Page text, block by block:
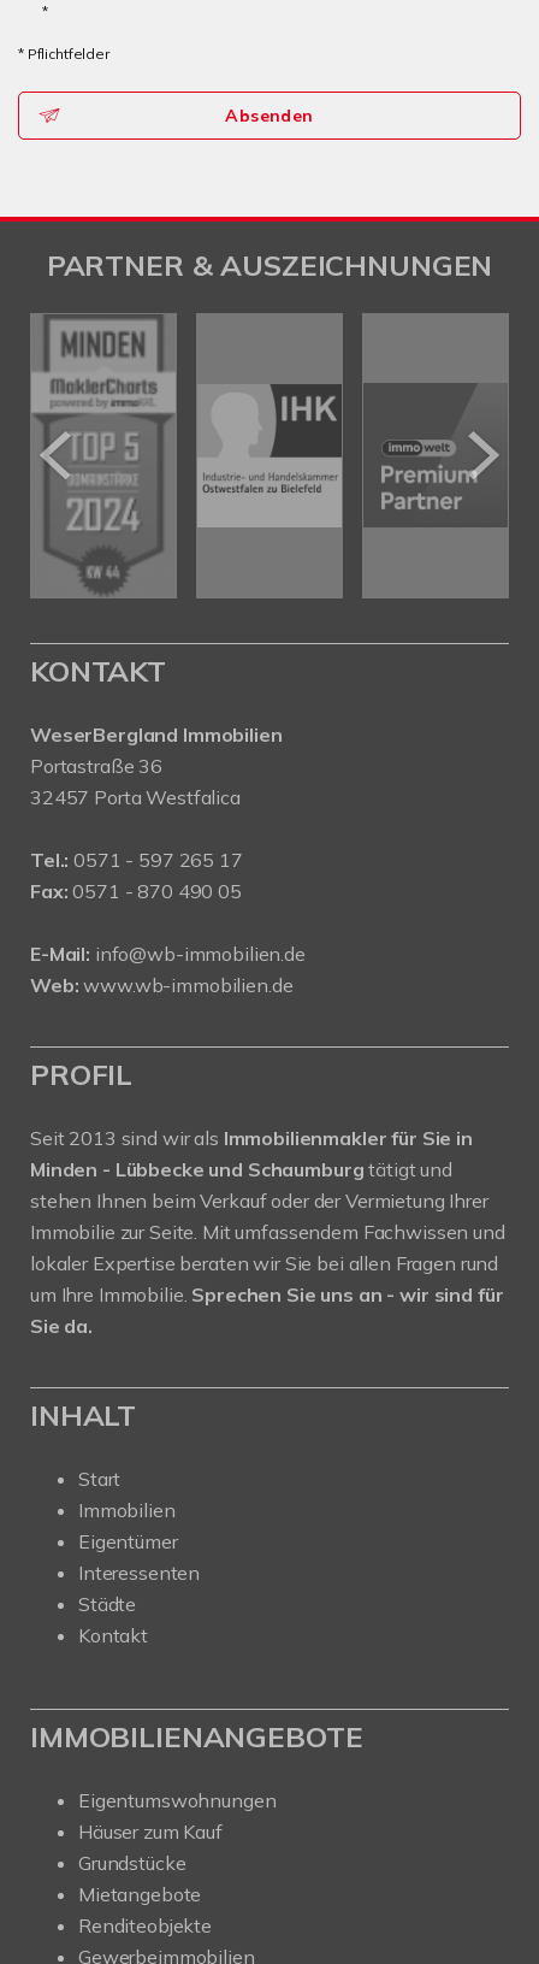
*
* Pflichtfelder
Absenden
PARTNER & AUSZEICHNUNGEN
KONTAKT
WeserBergland Immobilien
Portastraße 36
32457 Porta Westfalica
Tel.: 0571 - 597 265 17
Fax: 0571 - 870 490 05
E-Mail: info@wb-immobilien.de
Web: www.wb-immobilien.de
PROFIL
Seit 2013 sind wir als Immobilienmakler für Sie in
Minden - Lübbecke und Schaumburgtätigt und
stehen Ihnen beim Verkauf oder der Vermietung Ihrer
Immobilie zur Seite. Mit umfassendem Fachwissen und
lokaler Expertise beraten wir Sie bei allen Fragen rund
um Ihre Immobilie. Sprechen Sie uns an - wir sind für
Sie da.
INHALT
Start
Immobilien
Eigentümer
Interessenten
Städte
Kontakt
IMMOBILIENANGEBOTE
Eigentumswohnungen
Häuser zum Kauf
Grundstücke
Mietangebote
Renditeobjekte
Gewerbeimmobilien